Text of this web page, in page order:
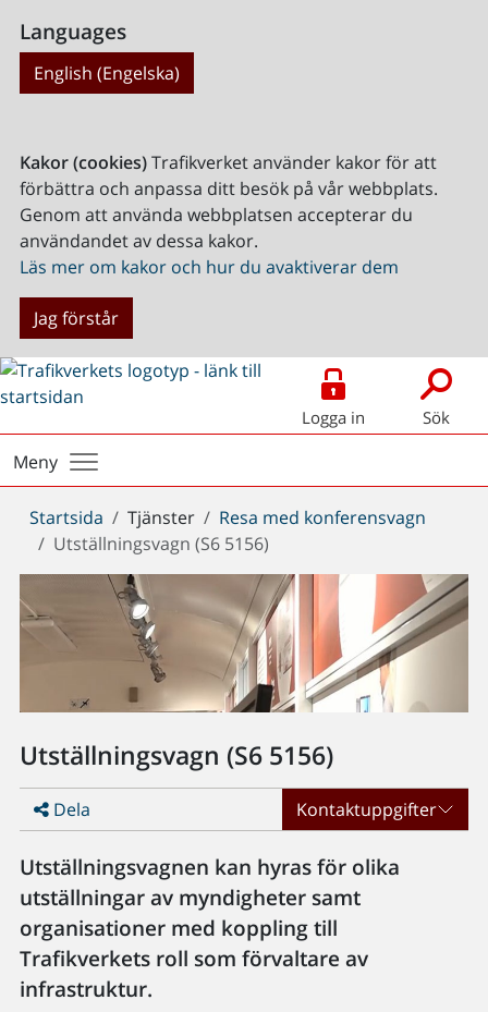
Languages
English (Engelska)
Kakor (cookies)Trafikverket använder kakor för att
förbättra och anpassa ditt besök på vår webbplats.
Genom att använda webbplatsen accepterar du
användandet av dessa kakor.
Läs mer om kakor och hur du avaktiverar dem
Jag förstår
Logga in Sök
Meny
Du
är
här:
Startsida Tjänster
Resa med konferensvagn
Utställningsvagn (S6 5156)
Utställningsvagn (S6 5156)
Dela Kontaktuppgifter
Utställningsvagnen kan hyras för olika
utställningar av myndigheter samt
organisationer med koppling till
Trafikverkets roll som förvaltare av
infrastruktur.